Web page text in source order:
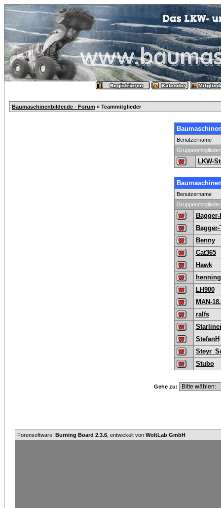
Baumaschinenbilder.de - Forum » Teammitglieder
Benutzername
Gruppenmitglieder
LKW-
Benutzername
Gruppenmitglieder
Benny
Cat365
Hawk
henning
LH900
MAN-
ralfs
StefanH
Stubo
Gehe zu:
Forensoftware: Burning Board 2.3.6 , entwickelt von WoltLab GmbH